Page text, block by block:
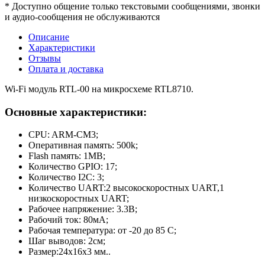
* Доступно общение только текстовыми сообщениями, звонки
и аудио-сообщения не обслуживаются
Описание
Характеристики
Отзывы
Оплата и доставка
Wi-Fi модуль RTL-00 на микросхеме RTL8710.
Основные характеристики:
CPU: ARM-CM3;
Оперативная память: 500k;
Flash память: 1MB;
Количество GPIO: 17;
Количество I2C: 3;
Количество UART:2 высокоскоростных UART,1
низкоскоростных UART;
Рабочее напряжение: 3.3В;
Рабочий ток: 80мА;
Рабочая температура: от -20 до 85 С;
Шаг выводов: 2см;
Размер:24х16х3 мм..